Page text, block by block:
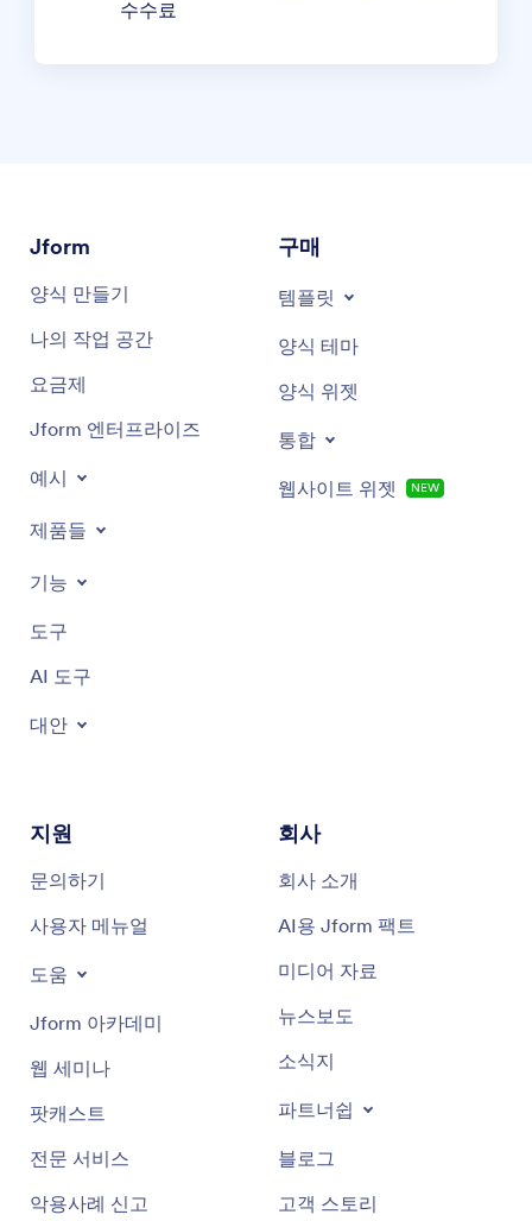
수수료
Jform
양식 만들기
나의 작업 공간
요금제
Jform 엔터프라이즈
예시
제품들
기능
도구
AI 도구
대안
구매
템플릿
양식 테마
양식 위젯
통합
웹사이트 위젯 NEW
지원
문의하기
사용자 메뉴얼
도움
Jform 아카데미
웹 세미나
팟캐스트
전문 서비스
악용사례 신고
회사
회사 소개
AI용 Jform 팩트
미디어 자료
뉴스보도
소식지
파트너쉽
블로그
고객 스토리